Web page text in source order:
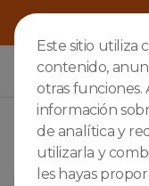
Este sitio utiliza
contenido,
otras funciones.
información
de analítica y
utilizarla y
les hayas